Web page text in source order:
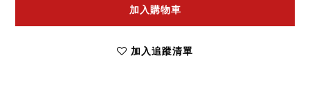
加入購物車
加入追蹤清單